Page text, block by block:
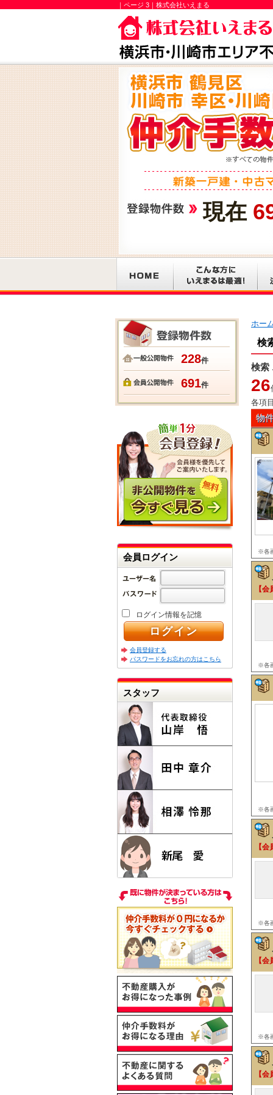
｜ページ 3｜株式会社いえまる
現在
ホー
検
検索
26
各項
物
※各
【
※各
※各
【
※各
【
※各
【
228件
691件
会員ログイン
ログイン情報を記憶
会員登録する
パスワードをお忘れの方はこちら
スタッフ